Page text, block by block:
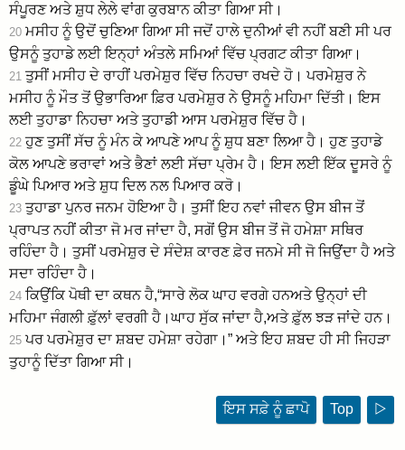
ਸੰਪੂਰਣ ਅਤੇ ਸ਼ੁਧ ਲੇਲੇ ਵਾਂਗ ਕੁਰਬਾਨ ਕੀਤਾ ਗਿਆ ਸੀ।
20 ਮਸੀਹ ਨੂੰ ਉਦੋਂ ਚੁਣਿਆ ਗਿਆ ਸੀ ਜਦੋਂ ਹਾਲੇ ਦੁਨੀਆਂ ਵੀ ਨਹੀਂ ਬਣੀ ਸੀ ਪਰ
ਉਸਨੂੰ ਤੁਹਾਡੇ ਲਈ ਇਨ੍ਹਾਂ ਅੰਤਲੇ ਸਮਿਆਂ ਵਿੱਚ ਪ੍ਰਗਟ ਕੀਤਾ ਗਿਆ।
21 ਤੁਸੀਂ ਮਸੀਹ ਦੇ ਰਾਹੀਂ ਪਰਮੇਸ਼ੁਰ ਵਿੱਚ ਨਿਹਚਾ ਰਖਦੇ ਹੋ। ਪਰਮੇਸ਼ੁਰ ਨੇ
ਮਸੀਹ ਨੂੰ ਮੌਤ ਤੋਂ ਉਭਾਰਿਆ ਫ਼ਿਰ ਪਰਮੇਸ਼ੁਰ ਨੇ ਉਸਨੂੰ ਮਹਿਮਾ ਦਿੱਤੀ। ਇਸ
ਲਈ ਤੁਹਾਡਾ ਨਿਹਚਾ ਅਤੇ ਤੁਹਾਡੀ ਆਸ ਪਰਮੇਸ਼ੁਰ ਵਿੱਚ ਹੈ।
22ਹੁਣ ਤੁਸੀਂ ਸੱਚ ਨੂੰ ਮੰਨ ਕੇ ਆਪਣੇ ਆਪ ਨੂੰ ਸ਼ੁਧ ਬਣਾ ਲਿਆ ਹੈ। ਹੁਣ ਤੁਹਾਡੇ
ਕੋਲ ਆਪਣੇ ਭਰਾਵਾਂ ਅਤੇ ਭੈਣਾਂ ਲਈ ਸੱਚਾ ਪ੍ਰੇਮ ਹੈ। ਇਸ ਲਈ ਇੱਕ ਦੂਸਰੇ ਨੂੰ
ਡੂੰਘੇ ਪਿਆਰ ਅਤੇ ਸ਼ੁਧ ਦਿਲ ਨਲ ਪਿਆਰ ਕਰੋ।
23 ਤੁਹਾਡਾ ਪੁਨਰ ਜਨਮ ਹੋਇਆ ਹੈ। ਤੁਸੀਂ ਇਹ ਨਵਾਂ ਜੀਵਨ ਉਸ ਬੀਜ ਤੋਂ
ਪ੍ਰਾਪਤ ਨਹੀਂ ਕੀਤਾ ਜੋ ਮਰ ਜਾਂਦਾ ਹੈ, ਸਗੋਂ ਉਸ ਬੀਜ ਤੋਂ ਜੋ ਹਮੇਸ਼ਾ ਸਥਿਰ
ਰਹਿੰਦਾ ਹੈ। ਤੁਸੀਂ ਪਰਮੇਸ਼ੁਰ ਦੇ ਸੰਦੇਸ਼ ਕਾਰਣ ਫ਼ੇਰ ਜਨਮੇ ਸੀ ਜੋ ਜਿਉਂਦਾ ਹੈ ਅਤੇ
ਸਦਾ ਰਹਿੰਦਾ ਹੈ।
24 ਕਿਉਂਕਿ ਪੋਥੀ ਦਾ ਕਥਨ ਹੈ,“ਸਾਰੇ ਲੋਕ ਘਾਹ ਵਰਗੇ ਹਨਅਤੇ ਉਨ੍ਹਾਂ ਦੀ
ਮਹਿਮਾ ਜੰਗਲੀ ਫ਼ੁੱਲਾਂ ਵਰਗੀ ਹੈ।ਘਾਹ ਸੁੱਕ ਜਾਂਦਾ ਹੈ,ਅਤੇ ਫ਼ੁੱਲ ਝੜ ਜਾਂਦੇ ਹਨ।
25ਪਰ ਪਰਮੇਸ਼ੁਰ ਦਾ ਸ਼ਬਦ ਹਮੇਸ਼ਾ ਰਹੇਗਾ।” ਅਤੇ ਇਹ ਸ਼ਬਦ ਹੀ ਸੀ ਜਿਹੜਾ
ਤੁਹਾਨੂੰ ਦਿੱਤਾ ਗਿਆ ਸੀ।
ਇਸ ਸਫ਼ੇ ਨੂੰ ਛਾਪੋ Top ▷